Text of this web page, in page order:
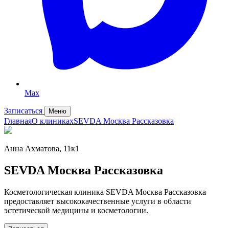
Max
Записаться Меню
ГлавнаяО клиникахSEVDA Москва Рассказовка
Анна Ахматова, 11к1
SEVDA Москва Рассказовка
Косметологическая клиника SEVDA Москва Рассказовка
предоставляет высококачественные услуги в области
эстетической медицины и косметологии.